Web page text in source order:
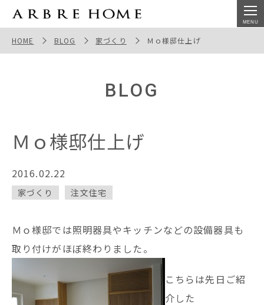
Ｍｏ様邸仕上げ
HOME BLOG 家づくり Ｍｏ様邸仕上げ
BLOG
Ｍｏ様邸仕上げ
2016.02.22
家づくり 注文住宅
Ｍｏ様邸では照明器具やキッチンなどの設備器具も
取り付けがほぼ終わりました。
こちらは先日ご紹
介した